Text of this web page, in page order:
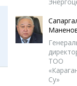
ТОО
Су»